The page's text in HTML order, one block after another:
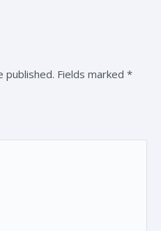
published. Fields marked *